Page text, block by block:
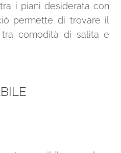
i piani desiderata con
permette di trovare il
comodità di salita e